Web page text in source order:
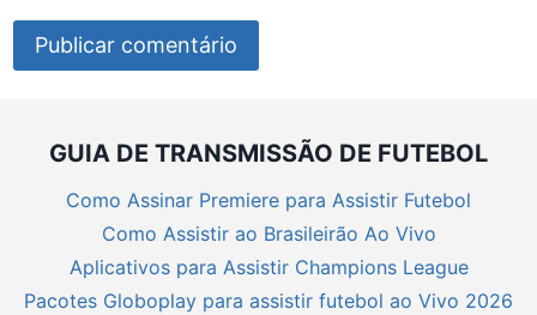
GUIA DE TRANSMISSÃO DE FUTEBOL
Como Assinar Premiere para Assistir Futebol
Como Assistir ao Brasileirão Ao Vivo
Aplicativos para Assistir Champions League
Pacotes Globoplay para assistir futebol ao Vivo 2026